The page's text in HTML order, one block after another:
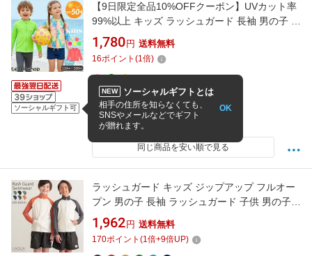
ソーシャルギフト可
【9日限定全品10%OFFクーポン】UVカット率
99%以上 キッズ ラッシュガード 長袖 男の子 女
の子 ジップアップ トップス パーカー 水陸両用
UVカット 紫外線対策 露出控えめ ハイネック
前開き フロントジッパー ジッパーカバー 100
1,780 円 送料無料
16ポイント (1倍)
4.45 (58件)
12時までの注文で当日出荷(休まず毎日発送)
TeddyShop
同じ商品を安い順で見る
ラッシュガード キッズ ジップアップ フルオー
プン 男の子 長袖 ラッシュガード 子供 男の子
ラッシュガード 長袖 ラッシュキッズ 子供ラッ
シュ UVカット 100 110 120 130 140 150 160
サイズ
1,962 円 送料無料
170ポイント (1倍+9倍UP)
NEW ソーシャルギフトとは
相手の住所を知らなくても、
SNSやメールなどでギフト
が贈れます。
OK